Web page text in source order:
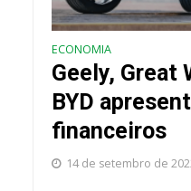
ECONOMIA
Geely, Great
BYD
financeiros
14 de setembro de